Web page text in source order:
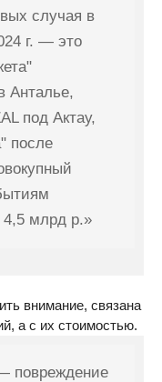
случая в
г. — это
Анталье,
под Актау,
после
4,5 млрд р.»
внимание, связана
а с их стоимостью.
повреждение